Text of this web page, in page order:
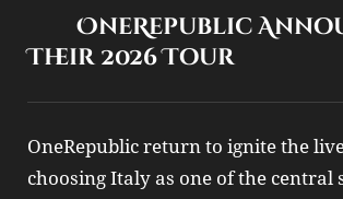
OneRepublic
Their 2026 Tour
OneRepublic return to ignite the
choosing Italy as one of the central